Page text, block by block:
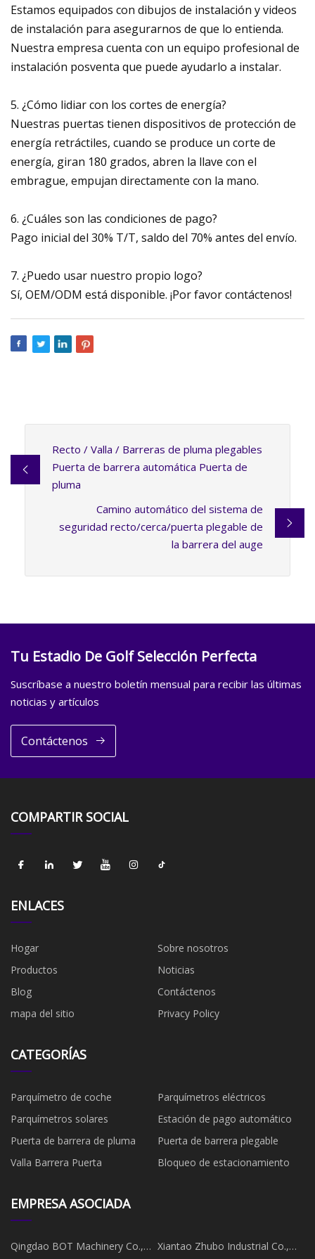
Estamos equipados con dibujos de instalación y videos
de instalación para asegurarnos de que lo entienda.
Nuestra empresa cuenta con un equipo profesional de
instalación posventa que puede ayudarlo a instalar.
5. ¿Cómo lidiar con los cortes de energía?
Nuestras puertas tienen dispositivos de protección de
energía retráctiles, cuando se produce un corte de
energía, giran 180 grados, abren la llave con el
embrague, empujan directamente con la mano.
6. ¿Cuáles son las condiciones de pago?
Pago inicial del 30% T/T, saldo del 70% antes del envío.
7. ¿Puedo usar nuestro propio logo?
Sí, OEM/ODM está disponible. ¡Por favor contáctenos!
Recto / Valla / Barreras de pluma plegables
Puerta de barrera automática Puerta de
pluma
Camino automático del sistema de
seguridad recto/cerca/puerta plegable de
la barrera del auge
Tu Estadio De Golf Selección Perfecta
Suscríbase a nuestro boletín mensual para recibir las últimas
noticias y artículos
Contáctenos
COMPARTIR SOCIAL
ENLACES
Hogar
Sobre nosotros
Productos
Noticias
Blog
Contáctenos
mapa del sitio
Privacy Policy
CATEGORÍAS
Parquímetro de coche
Parquímetros eléctricos
Parquímetros solares
Estación de pago automático
Puerta de barrera de pluma
Puerta de barrera plegable
Valla Barrera Puerta
Bloqueo de estacionamiento
EMPRESA ASOCIADA
Qingdao BOT Machinery Co.,
Xiantao Zhubo Industrial Co.,